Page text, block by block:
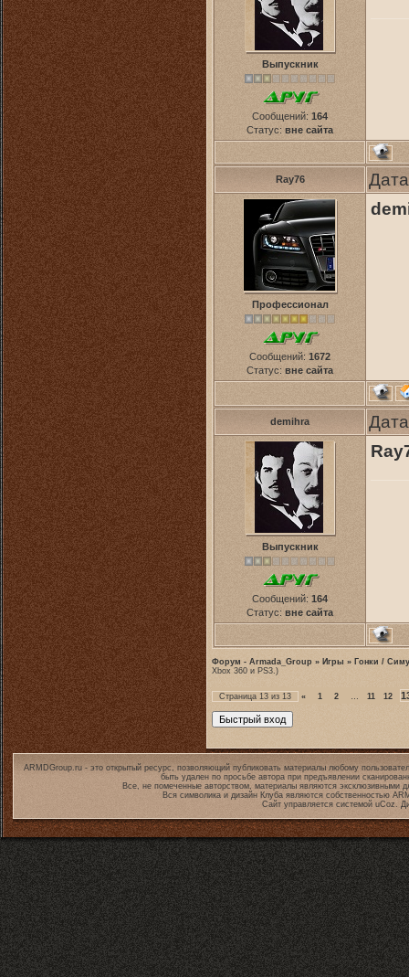
Выпускник
Сообщений: 164
Статус: вне сайта
Ray76
Профессионал
Сообщений: 1672
Статус: вне сайта
demihra
Выпускник
Сообщений: 164
Статус: вне сайта
Форум - Armada_Group » Игры » Гонки /
Xbox 360 и PS3.)
Страница 13 из 13 « 1 2 … 11 12
ARMDGroup.ru - это открытый ресурс, позволяющий публиковать материалы любому
быть удален по просьбе автора при предъявлении
Все, не помеченные авторством, материалы являются эксклюзивными
Вся символика и дизайн Клуба являются собственностью
Сайт управляется системой uCoz.